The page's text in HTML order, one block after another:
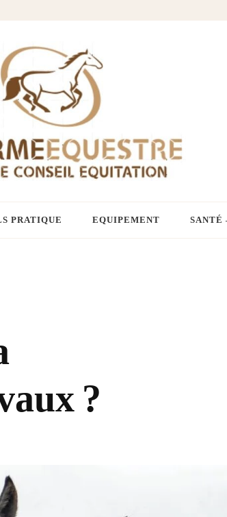
PRATIQUE EQUIPEMENT SANTÉ
?